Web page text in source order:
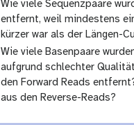
i
o
n
Wie viele Sequenzpaare
entfernt, weil mindestens
kürzer war als der Längen-
Wie viele Basenpaare
aufgrund schlechter
den Forward Reads
aus den Reverse-Reads?